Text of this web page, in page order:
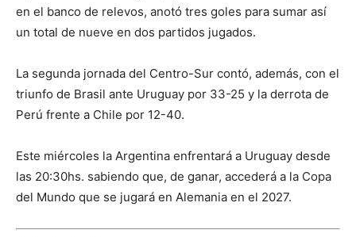
en el banco de relevos, anotó tres goles para sumar así
un total de nueve en dos partidos jugados.
La segunda jornada del Centro-Sur contó, además, con el
triunfo de Brasil ante Uruguay por 33-25 y la derrota de
Perú frente a Chile por 12-40.
Este miércoles la Argentina enfrentará a Uruguay desde
las 20:30hs. sabiendo que, de ganar, accederá a la Copa
del Mundo que se jugará en Alemania en el 2027.